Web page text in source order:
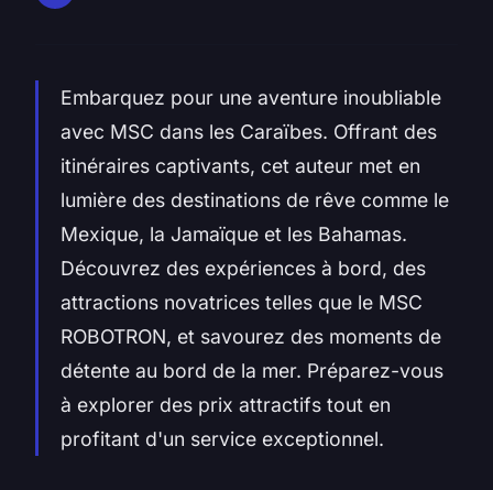
Embarquez pour une aventure inoubliable
avec MSC dans les Caraïbes. Offrant des
itinéraires captivants, cet auteur met en
lumière des destinations de rêve comme le
Mexique, la Jamaïque et les Bahamas.
Découvrez des expériences à bord, des
attractions novatrices telles que le MSC
ROBOTRON, et savourez des moments de
détente au bord de la mer. Préparez-vous
à explorer des prix attractifs tout en
profitant d'un service exceptionnel.